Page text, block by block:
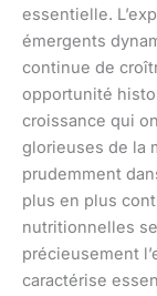
essentielle.
émergents
continue de
opportunité
croissance qui
glorieuses de la
prudemment
plus en plus
nutritionnelles
précieusement
caractérise